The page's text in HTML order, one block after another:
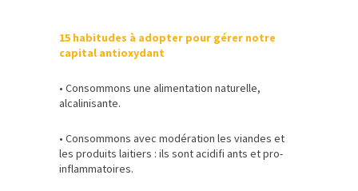
15 habitudes à adopter pour gérer notre
capital antioxydant
• Consommons une alimentation naturelle,
alcalinisante.
• Consommons avec modération les viandes et
les produits laitiers : ils sont acidifi ants et pro-
inflammatoires.